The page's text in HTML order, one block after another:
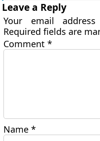
Leave a Reply
Your email
Required fields are
Comment*
Name*